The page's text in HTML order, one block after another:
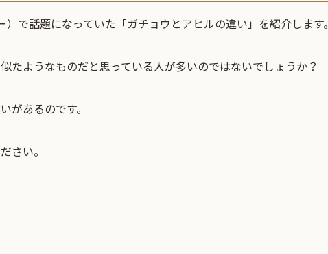
で話題になっていた「ガチョウとアヒルの違い」を紹介します。
たようなものだと思っている人が多いのではないでしょうか？
があるのです。
さい。